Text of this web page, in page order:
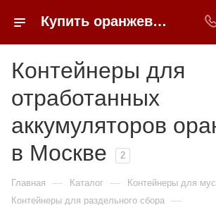
Купить оранжевые контейнеры для отработанных аккумуляторов в Москве недорого | 0FFER
Контейнеры для
отработанных
аккумуляторов
в Москве
2
Главная — Каталог — Контейнеры для
Контейнеры для раздельного сбора —